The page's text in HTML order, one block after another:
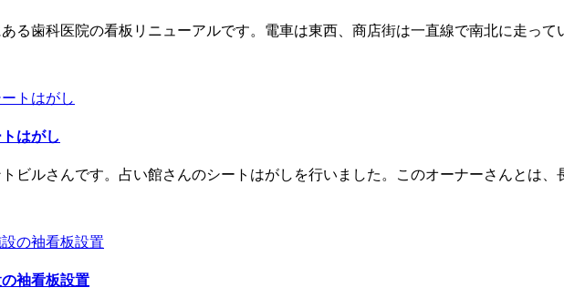
る歯科医院の看板リニューアルです。電車は東西、商店街は一直線で南北に走って
はがし
ビルさんです。占い館さんのシートはがしを行いました。このオーナーさんとは、
袖看板設置